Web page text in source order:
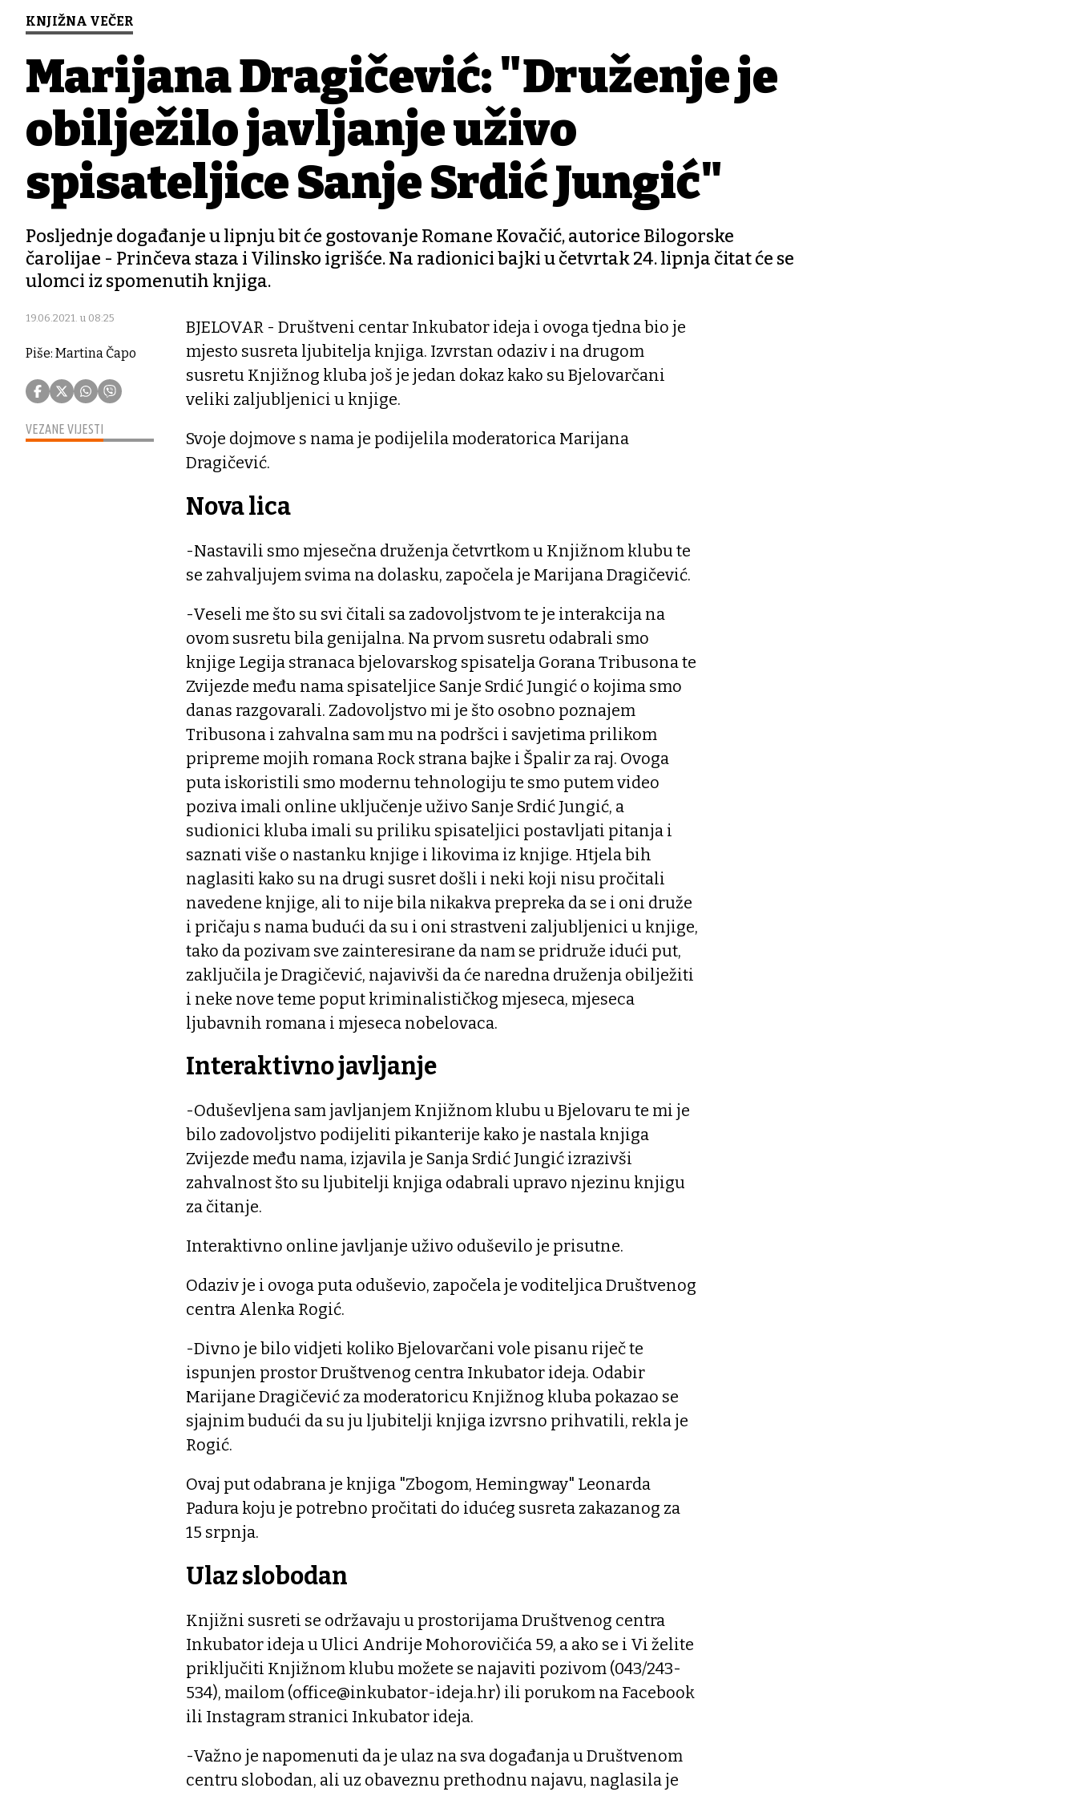
KNJIŽNA VEČER
Marijana Dragičević: "Druženje je
obilježilo javljanje uživo
spisateljice Sanje Srdić Jungić"
Posljednje događanje u lipnju bit će gostovanje Romane Kovačić, autorice Bilogorske
čarolijae - Prinčeva staza i Vilinsko igrišće. Na radionici bajki u četvrtak 24. lipnja čitat će se
ulomci iz spomenutih knjiga.
19.06.2021. u 08:25
Piše: Martina Čapo
VEZANE VIJESTI
BJELOVAR - Društveni centar Inkubator ideja i ovoga tjedna bio je
mjesto susreta ljubitelja knjiga. Izvrstan odaziv i na drugom
susretu Knjižnog kluba još je jedan dokaz kako su Bjelovarčani
veliki zaljubljenici u knjige.
Svoje dojmove s nama je podijelila moderatorica Marijana
Dragičević.
Nova lica
-Nastavili smo mjesečna druženja četvrtkom u Knjižnom klubu te
se zahvaljujem svima na dolasku, započela je Marijana Dragičević.
-Veseli me što su svi čitali sa zadovoljstvom te je interakcija na
ovom susretu bila genijalna. Na prvom susretu odabrali smo
knjige Legija stranaca bjelovarskog spisatelja Gorana Tribusona te
Zvijezde među nama spisateljice Sanje Srdić Jungić o kojima smo
danas razgovarali. Zadovoljstvo mi je što osobno poznajem
Tribusona i zahvalna sam mu na podršci i savjetima prilikom
pripreme mojih romana Rock strana bajke i Špalir za raj. Ovoga
puta iskoristili smo modernu tehnologiju te smo putem video
poziva imali online uključenje uživo Sanje Srdić Jungić, a
sudionici kluba imali su priliku spisateljici postavljati pitanja i
saznati više o nastanku knjige i likovima iz knjige. Htjela bih
naglasiti kako su na drugi susret došli i neki koji nisu pročitali
navedene knjige, ali to nije bila nikakva prepreka da se i oni druže
i pričaju s nama budući da su i oni strastveni zaljubljenici u knjige,
tako da pozivam sve zainteresirane da nam se pridruže idući put,
zaključila je Dragičević, najavivši da će naredna druženja obilježiti
i neke nove teme poput kriminalističkog mjeseca, mjeseca
ljubavnih romana i mjeseca nobelovaca.
Interaktivno javljanje
-Oduševljena sam javljanjem Knjižnom klubu u Bjelovaru te mi je
bilo zadovoljstvo podijeliti pikanterije kako je nastala knjiga
Zvijezde među nama, izjavila je Sanja Srdić Jungić izrazivši
zahvalnost što su ljubitelji knjiga odabrali upravo njezinu knjigu
za čitanje.
Interaktivno online javljanje uživo oduševilo je prisutne.
Odaziv je i ovoga puta oduševio, započela je voditeljica Društvenog
centra Alenka Rogić.
-Divno je bilo vidjeti koliko Bjelovarčani vole pisanu riječ te
ispunjen prostor Društvenog centra Inkubator ideja. Odabir
Marijane Dragičević za moderatoricu Knjižnog kluba pokazao se
sjajnim budući da su ju ljubitelji knjiga izvrsno prihvatili, rekla je
Rogić.
Ovaj put odabrana je knjiga "Zbogom, Hemingway" Leonarda
Padura koju je potrebno pročitati do idućeg susreta zakazanog za
15 srpnja.
Ulaz slobodan
Knjižni susreti se održavaju u prostorijama Društvenog centra
Inkubator ideja u Ulici Andrije Mohorovičića 59, a ako se i Vi želite
priključiti Knjižnom klubu možete se najaviti pozivom (043/243-
534), mailom (office@inkubator-ideja.hr) ili porukom na Facebook
ili Instagram stranici Inkubator ideja.
-Važno je napomenuti da je ulaz na sva događanja u Društvenom
centru slobodan, ali uz obaveznu prethodnu najavu, naglasila je